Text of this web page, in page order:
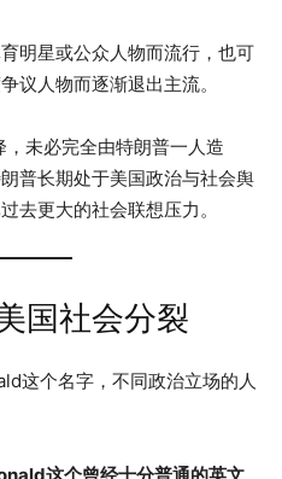
明星或公众人物而流行，也可
议人物而逐渐退出主流。
未必完全由特朗普一人造
普长期处于美国政治与社会舆
去更大的社会联想压力。
国社会分裂
这个名字，不同政治立场的人